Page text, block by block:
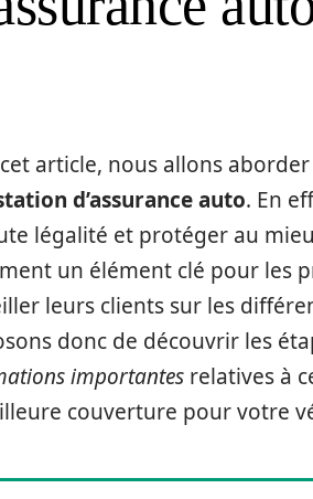
article, nous allons
d’assurance auto. En
légalité et protéger au
un élément clé pour les
leurs clients sur les
donc de découvrir les
importantes relatives à
couverture pour votre